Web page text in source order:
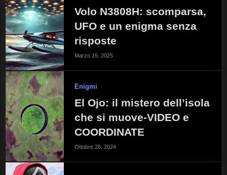
Volo N3808H: scomparsa,
UFO e un enigma senza
risposte
Marzo 15, 2025
Enigmi
El Ojo: il mistero dell’isola
che si muove-VIDEO e
COORDINATE
Ottobre 26, 2024